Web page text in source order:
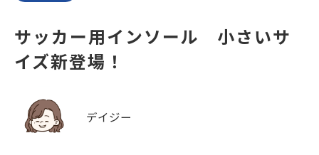
サッカー用インソール 小さいサ
イズ新登場！
デイジー